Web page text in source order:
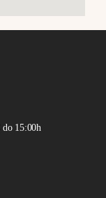
do 15:00h